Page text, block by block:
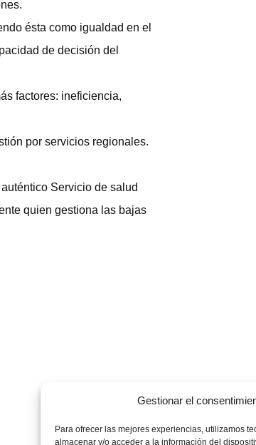
Gestionar el
Para ofrecer las mejores experiencias, utilizamos
almacenar y/o acceder a la información del
ésta como igualdad en el
de decisión del
factores: ineficiencia,
por servicios regionales.
Servicio de salud
quien gestiona las bajas